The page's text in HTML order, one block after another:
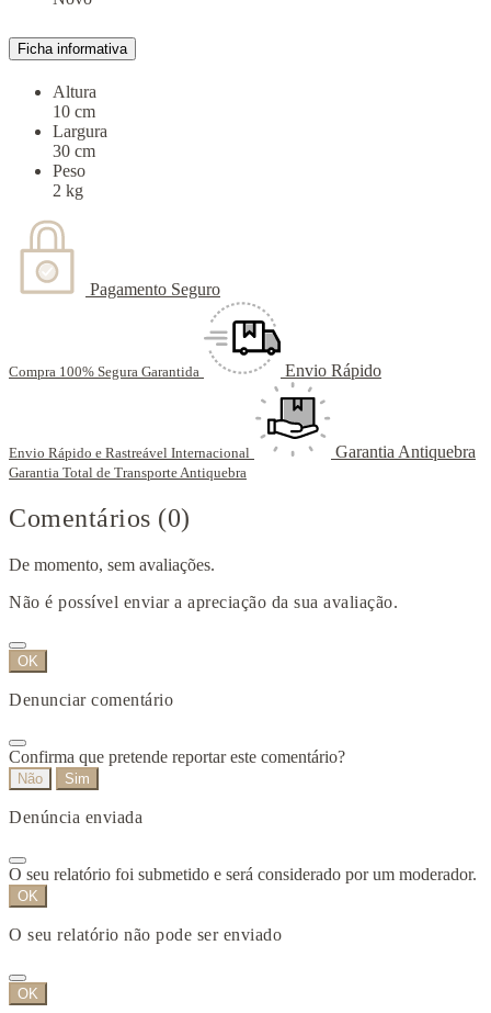
Ficha informativa
Altura
10 cm
Largura
30 cm
Peso
2 kg
Pagamento Seguro
Compra 100% Segura Garantida Envio Rápido
Envio Rápido e Rastreável Internacional Garantia Antiquebra
Garantia Total de Transporte Antiquebra
Comentários (0)
De momento, sem avaliações.
Não é possível enviar a apreciação da sua avaliação.
OK
Denunciar comentário
Confirma que pretende reportar este comentário?
Não Sim
Denúncia enviada
O seu relatório foi submetido e será considerado por um moderador.
OK
O seu relatório não pode ser enviado
OK